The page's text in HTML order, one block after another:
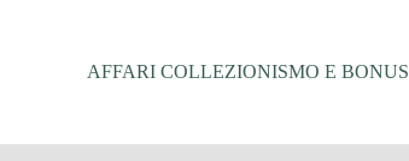
AFFARI COLLEZIONISMO E BONUS